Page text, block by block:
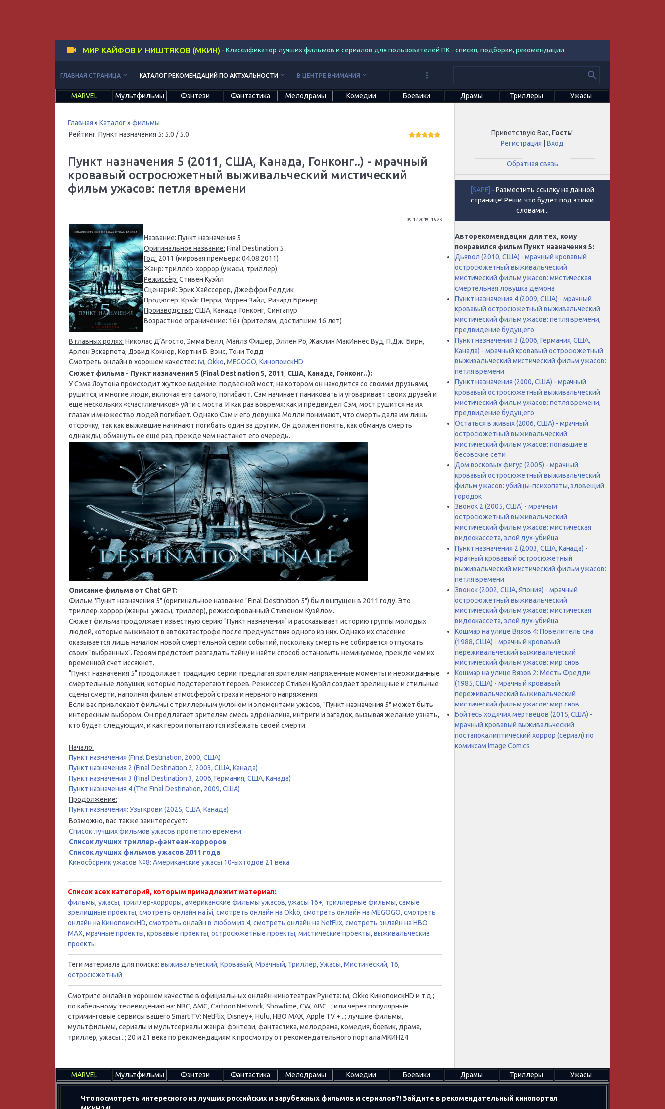
МИР КАЙФОВ И НИШТЯКОВ (МКИН) - Классификатор лучших фильмов и сериалов для пользователей ПК - списки, подборки, рекомендации
ГЛАВНАЯ СТРАНИЦА keyboard_arrow_down КАТАЛОГ РЕКОМЕНДАЦИЙ ПО АКТУАЛЬНОСТИ keyboard_arrow_down В ЦЕНТРЕ ВНИМАНИЯ keyboard_arrow_down
MARVEL Мультфильмы Фэнтези Фантастика Мелодрамы Комедии Боевики Драмы Триллеры Ужасы
Главная »Каталог»фильмы
Рейтинг. Пункт назначения 5: 5.0 / 5.0
Пункт назначения 5 (2011, США, Канада, Гонконг..) - мрачный
кровавый остросюжетный выживальческий мистический
фильм ужасов: петля времени
09.12.2019, 16:23
Название: Пункт назначения 5
Оригинальное название: Final Destination 5
Год: 2011 (мировая премьера: 04.08.2011)
Жанр: триллер-хоррор (ужасы, триллер)
Режиссёр: Стивен Куэйл
Сценарий: Эрик Хайссерер, Джеффри Реддик
Продюсер: Крэйг Перри, Уоррен Зайд, Ричард Бренер
Производство: США, Канада, Гонконг, Сингапур
Возрастное ограничение: 16+ (зрителям, достигшим 16 лет)
В главных ролях: Николас Д’Агосто, Эмма Белл, Майлз Фишер, Эллен Ро, Жаклин МакИннес Вуд, П.Дж. Бирн,
Арлен Эскарпета, Дэвид Кокнер, Кортни Б. Вэнс, Тони Тодд
Смотреть онлайн в хорошем качестве: ivi, Okko, MEGOGO, КинопоискHD
Сюжет фильма - Пункт назначения 5 (Final Destination 5, 2011, США, Канада, Гонконг..):
У Сэма Лоутона происходит жуткое видение: подвесной мост, на котором он находится со своими друзьями,
рушится, и многие люди, включая его самого, погибают. Сэм начинает паниковать и уговаривает своих друзей и
ещё нескольких «счастливчиков» уйти с моста. И как раз вовремя: как и предвидел Сэм, мост рушится на их
глазах и множество людей погибает. Однако Сэм и его девушка Молли понимают, что смерть дала им лишь
отсрочку, так как выжившие начинают погибать один за другим. Он должен понять, как обманув смерть
однажды, обмануть её ещё раз, прежде чем настанет его очередь.
Описание фильма от Chat GPT:
Фильм "Пункт назначения 5" (оригинальное название "Final Destination 5") был выпущен в 2011 году. Это
триллер-хоррор (жанры: ужасы, триллер), режиссированный Стивеном Куэйлом.
Сюжет фильма продолжает известную серию "Пункт назначения" и рассказывает историю группы молодых
людей, которые выживают в автокатастрофе после предчувствия одного из них. Однако их спасение
оказывается лишь началом новой смертельной серии событий, поскольку смерть не собирается отпускать
своих "выбранных". Героям предстоит разгадать тайну и найти способ остановить неминуемое, прежде чем их
временной счет иссякнет.
"Пункт назначения 5" продолжает традицию серии, предлагая зрителям напряженные моменты и неожиданные
смертельные ловушки, которые подстерегают героев. Режиссер Стивен Куэйл создает зрелищные и стильные
сцены смерти, наполняя фильм атмосферой страха и нервного напряжения.
Если вас привлекают фильмы с триллерным уклоном и элементами ужасов, "Пункт назначения 5" может быть
интересным выбором. Он предлагает зрителям смесь адреналина, интриги и загадок, вызывая желание узнать,
кто будет следующим, и как герои попытаются избежать своей смерти.
Начало:
Пункт назначения (Final Destination, 2000, США)
Пункт назначения 2 (Final Destination 2, 2003, США, Канада)
Пункт назначения 3 (Final Destination 3, 2006, Германия, США, Канада)
Пункт назначения 4 (The Final Destination, 2009, США)
Продолжение:
Пункт назначения: Узы крови (2025, США, Канада)
Возможно, вас также заинтересует:
Список лучших фильмов ужасов про петлю времени
Список лучших триллер-фэнтези-хорроров
Список лучших фильмов ужасов 2011 года
Киносборник ужасов №8: Американские ужасы 10-ых годов 21 века
Список всех категорий, которым принадлежит материал:
фильмы, ужасы, триллер-хорроры, американские фильмы ужасов, ужасы 16+, триллерные фильмы, самые
зрелищные проекты, смотреть онлайн на ivi, смотреть онлайн на Okko, смотреть онлайн на MEGOGO, смотреть
онлайн на КинопоискHD, смотреть онлайн в любом из 4, смотреть онлайн на NetFlix, смотреть онлайн на HBO
MAX, мрачные проекты, кровавые проекты, остросюжетные проекты, мистические проекты, выживальческие
проекты
Теги материала для поиска: выживальческий, Кровавый, Мрачный, Триллер, Ужасы, Мистический, 16,
остросюжетный
Смотрите онлайн в хорошем качестве в официальных онлайн-кинотеатрах Рунета: ivi, Okko КинопоискHD и т.д.;
по кабельному телевидению на: NBC, AMC, Cartoon Network, Showtime, CW, ABC...; или через популярные
стриминговые сервисы вашего Smart TV: NetFlix, Disney+, Hulu, HBO MAX, Apple TV +...; лучшие фильмы,
мультфильмы, сериалы и мультсериалы жанра: фэнтези, фантастика, мелодрама, комедия, боевик, драма,
триллер, ужасы...; 20 и 21 века по рекомендациям к просмотру от рекомендательного портала МКИН24
Приветствую Вас, Гость!
Регистрация |Вход
Обратная связь
[SAPE] - Разместить ссылку на данной
странице! Реши: что будет под этими
словами...
Авторекомендации для тех, кому
понравился фильм Пункт назначения 5:
Дьявол (2010, США) - мрачный кровавый
остросюжетный выживальческий
мистический фильм ужасов: мистическая
смертельная ловушка демона
Пункт назначения 4 (2009, США) - мрачный
кровавый остросюжетный выживальческий
мистический фильм ужасов: петля времени,
предвидение будущего
Пункт назначения 3 (2006, Германия, США,
Канада) - мрачный кровавый остросюжетный
выживальческий мистический фильм ужасов:
петля времени
Пункт назначения (2000, США) - мрачный
кровавый остросюжетный выживальческий
мистический фильм ужасов: петля времени,
предвидение будущего
Остаться в живых (2006, США) - мрачный
остросюжетный выживальческий
мистический фильм ужасов: попавшие в
бесовские сети
Дом восковых фигур (2005) - мрачный
кровавый остросюжетный выживальческий
фильм ужасов: убийцы-психопаты, зловещий
городок
Звонок 2 (2005, США) - мрачный
остросюжетный выживальческий
мистический фильм ужасов: мистическая
видеокассета, злой дух-убийца
Пункт назначения 2 (2003, США, Канада) -
мрачный кровавый остросюжетный
выживальческий мистический фильм ужасов:
петля времени
Звонок (2002, США, Япония) - мрачный
остросюжетный выживальческий
мистический фильм ужасов: мистическая
видеокассета, злой дух-убийца
Кошмар на улице Вязов 4: Повелитель сна
(1988, США) - мрачный кровавый
переживальческий выживальческий
мистический фильм ужасов: мир снов
Кошмар на улице Вязов 2: Месть Фредди
(1985, США) - мрачный кровавый
переживальческий выживальческий
мистический фильм ужасов: мир снов
Бойтесь ходячих мертвецов (2015, США) -
мрачный кровавый выживальческий
постапокалиптический хоррор (сериал) по
комиксам Image Comics
MARVEL Мультфильмы Фэнтези Фантастика Мелодрамы Комедии Боевики Драмы Триллеры Ужасы
Что посмотреть интересного из лучших российских и зарубежных фильмов и сериалов?! Зайдите в рекомендательный кинопортал